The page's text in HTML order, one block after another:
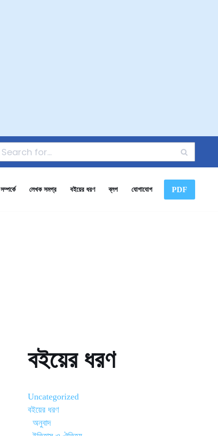
লেখক সমগ্র বইয়ের ধরণ ব্লগ যোগাযোগ PDF
বইয়ের ধরণ
Uncategorized
বইয়ের ধরণ
অনুবাদ